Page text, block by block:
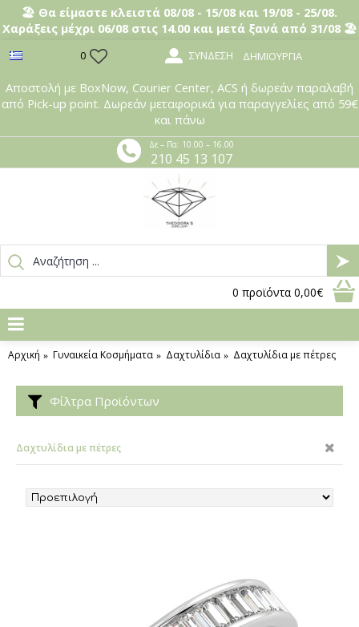
🏖️ Θα είμαστε κλειστά 08/08 - 15/08 και 19/08 - 25/08.
Χαράξεις μέχρι 06/08 στις 14.00 και μετά ξανά από 31/08 🏖️
0 ΣΎΝΔΕΣΗ ΔΗΜΙΟΥΡΓΊΑ
Αποστολή με BoxNow, Courier Center, ACS ή δωρεάν παραλαβή
από Pick-up point. Δωρεάν μεταφορικά για παραγγελίες από 59€
και πάνω
Δε – Πα: 10.00 – 16.00
210 45 13 107
0 προϊόντα 0,00€
Αρχική Γυναικεία Κοσμήματα Δαχτυλίδια Δαχτυλίδια με πέτρες
Φίλτρα Προϊόντων
Δαχτυλίδια με πέτρες